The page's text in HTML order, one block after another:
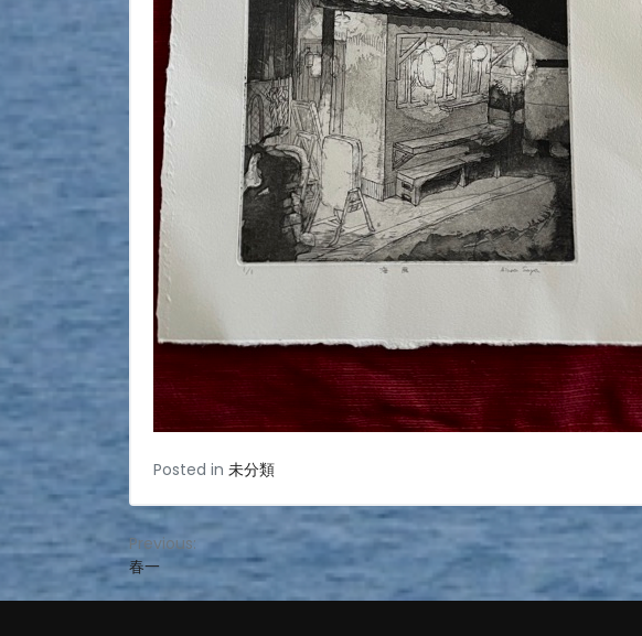
Posted in 未分類
投
稿
Previous:
春一